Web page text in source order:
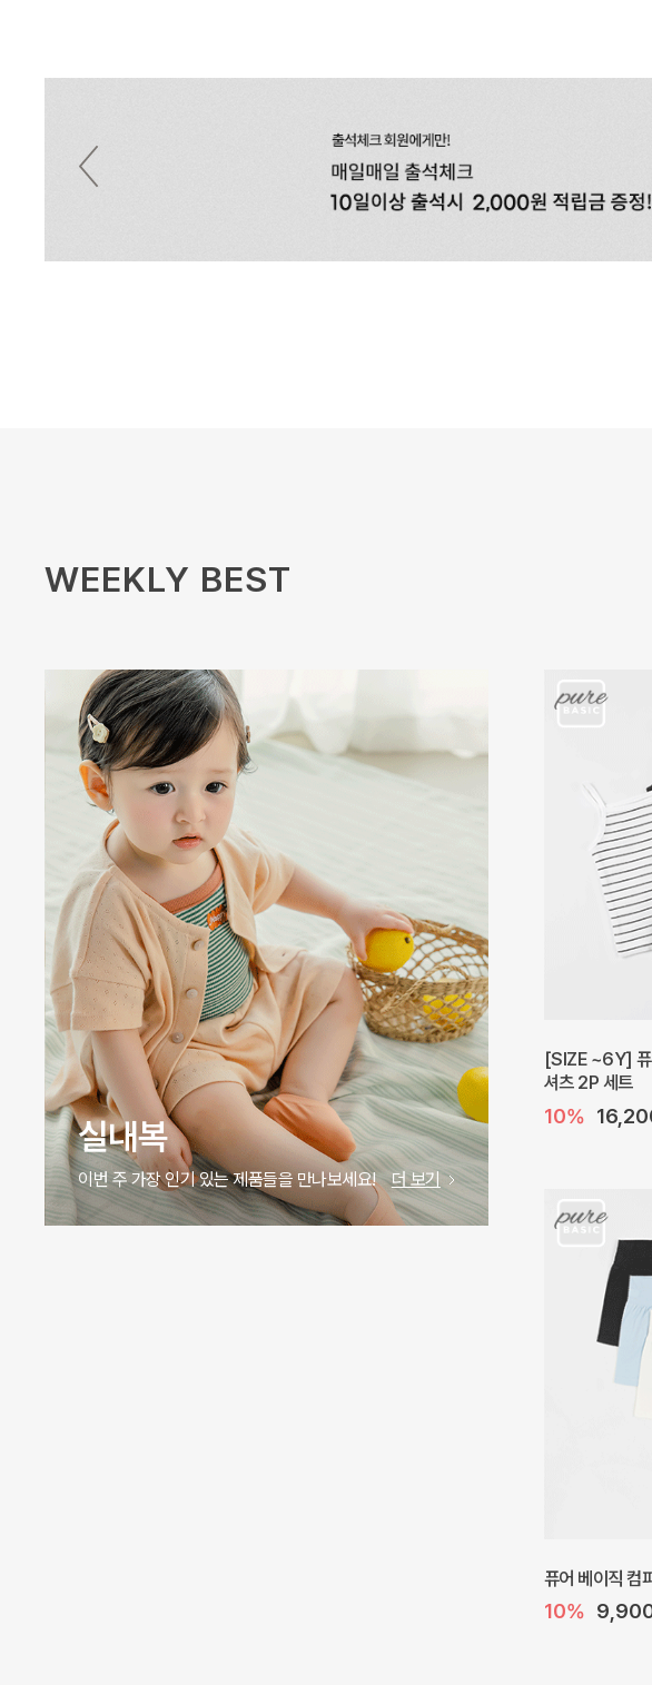
WEEKLY BEST
원피스
이번 주 가장 인기 있는 제품들을 만나보세요! 더 보기
캐더린 뷔스티
10%
20%